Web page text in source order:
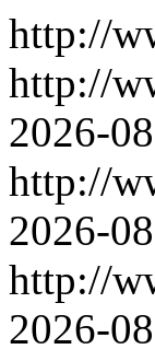
http://
http://
2026-
http://
2026-
http://
2026-